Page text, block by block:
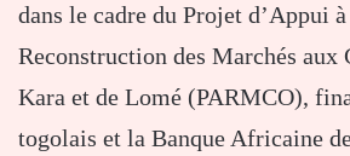
dans le cadre du Projet d’Appui
Reconstruction des Marchés aux
Kara et de Lomé (PARMCO),
togolais et la Banque Africaine